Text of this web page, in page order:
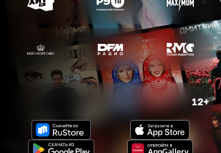
12+